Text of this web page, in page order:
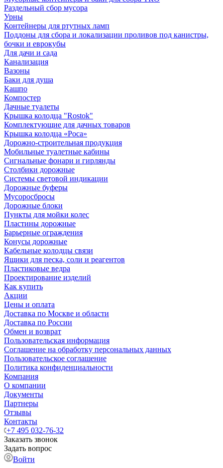
Раздельный сбор мусора
Урны
Контейнеры для ртутных ламп
Поддоны для сбора и локализации проливов под канистры,
бочки и еврокубы
Для дачи и сада
Канализация
Вазоны
Баки для душа
Кашпо
Компостер
Дачные туалеты
Крышка колодца "Rostok"
Комплектующие для дачных товаров
Крышка колодца «Роса»
Дорожно-строительная продукция
Мобильные туалетные кабины
Сигнальные фонари и гирлянды
Столбики дорожные
Системы световой индикации
Дорожные буферы
Мусоросбросы
Дорожные блоки
Пункты для мойки колес
Пластины дорожные
Барьерные ограждения
Конусы дорожные
Кабельные колодцы связи
Ящики для песка, соли и реагентов
Пластиковые ведра
Проектирование изделий
Как купить
Акции
Цены и оплата
Доставка по Москве и области
Доставка по России
Обмен и возврат
Пользовательская информация
Соглашение на обработку персональных данных
Пользовательское соглашение
Политика конфиденциальности
Компания
О компании
Документы
Партнеры
Отзывы
Контакты
+7 495 032-76-32
Заказать звонок
Задать вопрос
Войти